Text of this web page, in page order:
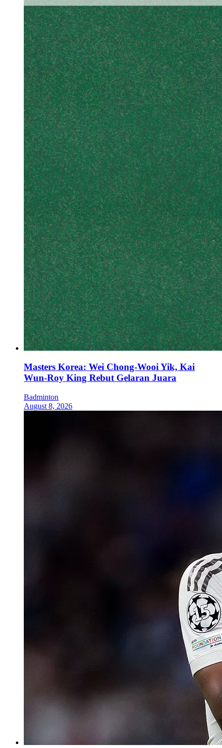
Masters Korea: Wei Chong-Wooi Yik, Kai
Wun-Roy King Rebut Gelaran Juara
Badminton
August 8, 2026